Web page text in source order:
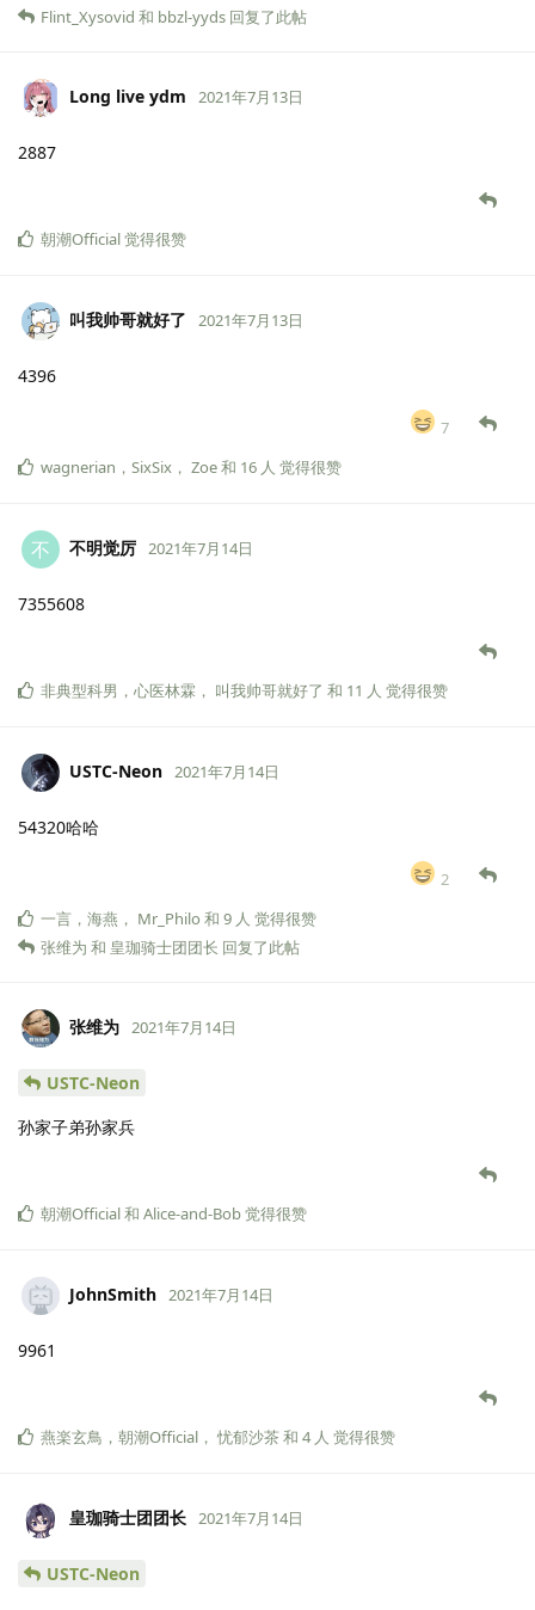
Flint_Xysovid 和 bbzl-yyds 回复了此帖
Long live ydm 2021年7月13日
2887
朝潮Official觉得很赞
叫我帅哥就好了 2021年7月13日
4396
7
wagnerian ， SixSix ， Zoe和 16 人 觉得很赞
不 不明觉厉 2021年7月14日
7355608
非典型科男 ， 心医林霖 ， 叫我帅哥就好了 和 11 人 觉得很赞
USTC-Neon 2021年7月14日
54320哈哈
2
一言 ， 海燕 ， Mr_Philo 和 9 人 觉得很赞
张维为 和 皇珈骑士团团长 回复了此帖
张维为 2021年7月14日
USTC-Neon
孙家子弟孙家兵
朝潮Official和 Alice-and-Bob觉得很赞
JohnSmith 2021年7月14日
9961
燕楽玄鳥 ， 朝潮Official ， 忧郁沙茶和 4 人 觉得很赞
皇珈骑士团团长 2021年7月14日
USTC-Neon